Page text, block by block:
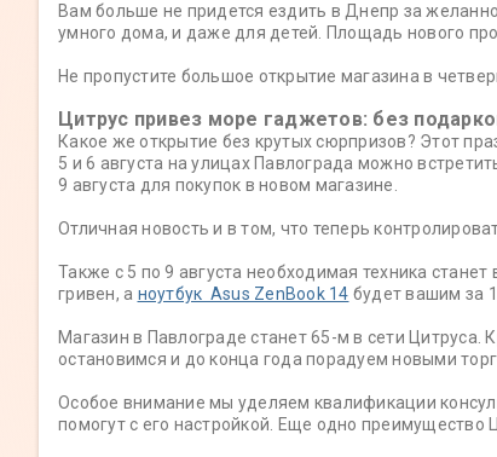
Вам больше не придется ездить в Днепр за
умного дома, и даже для детей. Площадь нового
Не пропустите большое открытие магазина в
Цитрус привез море гаджетов: без
Какое же открытие без крутых сюрпризов? Этот
5 и 6 августа на улицах Павлограда можно
9 августа для покупок в новом магазине.
Отличная новость и в том, что теперь
Также с 5 по 9 августа необходимая техника
гривен, а ноутбук Asus ZenBook 14 будет вашим за
Магазин в Павлограде станет 65-м в сети Цитруса.
остановимся и до конца года порадуем новыми
Особое внимание мы уделяем квалификации
помогут с его настройкой. Еще одно преимущество